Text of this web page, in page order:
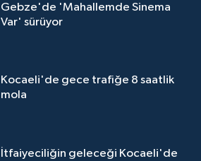
Gebze'de 'Mahallemde Sinema
Var' sürüyor
Kocaeli'de gece trafiğe 8 saatlik
mola
İtfaiyeciliğin geleceği Kocaeli'de